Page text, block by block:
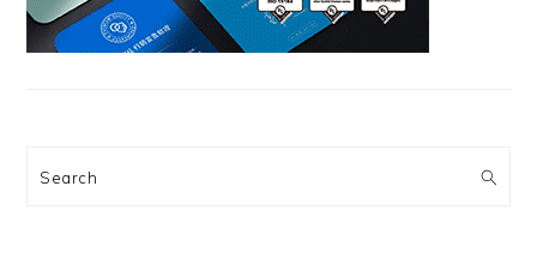
Search